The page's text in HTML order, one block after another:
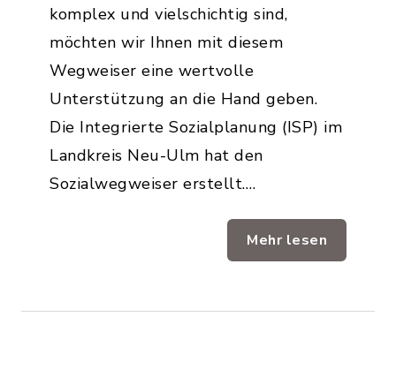
komplex und vielschichtig sind,
möchten wir Ihnen mit diesem
Wegweiser eine wertvolle
Unterstützung an die Hand geben.
Die Integrierte Sozialplanung (ISP) im
Landkreis Neu-Ulm hat den
Sozialwegweiser erstellt.…
Mehr lesen